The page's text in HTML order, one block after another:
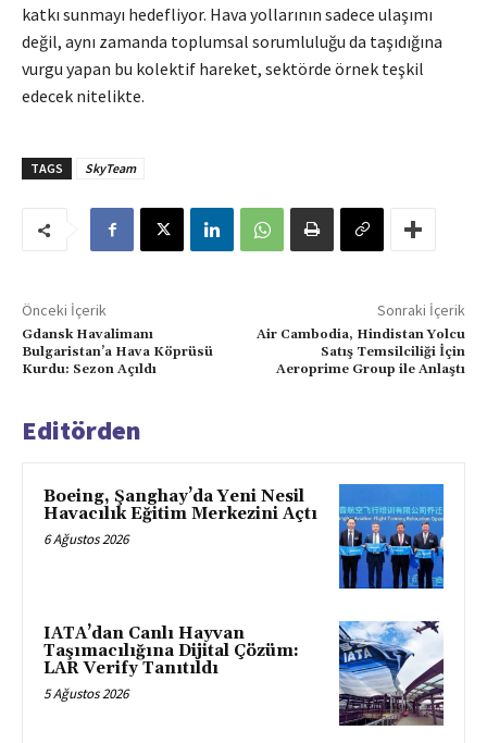
katkı sunmayı hedefliyor. Hava yollarının sadece ulaşımı
değil, aynı zamanda toplumsal sorumluluğu da taşıdığına
vurgu yapan bu kolektif hareket, sektörde örnek teşkil
edecek nitelikte.
TAGS SkyTeam
Önceki İçerik
Gdansk Havalimanı
Bulgaristan’a Hava Köprüsü
Kurdu: Sezon Açıldı
Sonraki İçerik
Air Cambodia, Hindistan Yolcu
Satış Temsilciliği İçin
Aeroprime Group ile Anlaştı
Editörden
Boeing, Şanghay’da Yeni Nesil
Havacılık Eğitim Merkezini Açtı
6 Ağustos 2026
IATA’dan Canlı Hayvan
Taşımacılığına Dijital Çözüm:
LAR Verify Tanıtıldı
5 Ağustos 2026